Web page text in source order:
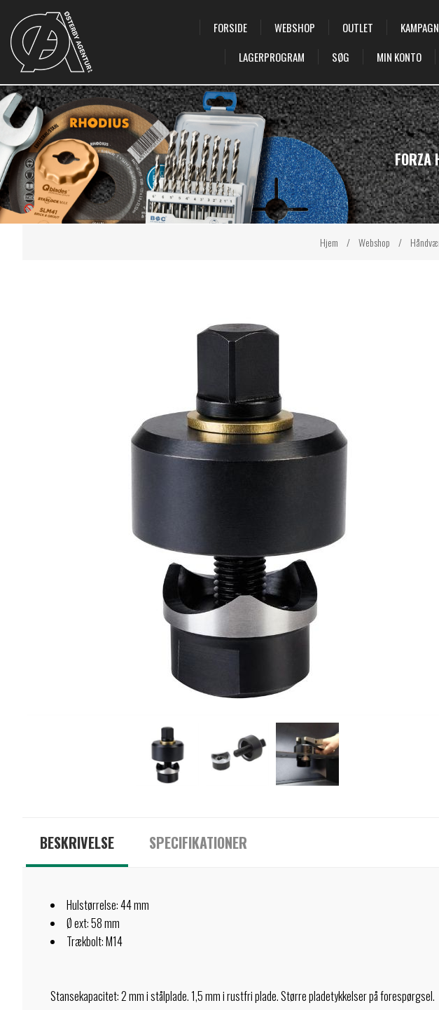
FORSIDE WEBSHOP OUTLET
LAGERPROGRAM
SØG MIN KONTO
Hjem / Webshop /
FORZA
BESKRIVELSE SPECIFIKATIONER
Hulstørrelse: 44 mm
Ø ext: 58 mm
Trækbolt: M14
Stansekapacitet: 2 mm i stålplade. 1,5 mm i rustfri plade. Større pladetykkelser på forespørgsel.